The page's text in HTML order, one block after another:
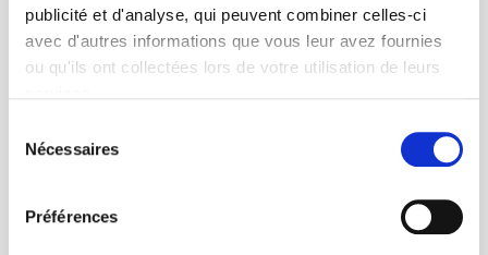
publicité et d'analyse, qui peuvent combiner celles-ci
avec d'autres informations que vous leur avez fournies
ou qu'ils ont collectées lors de votre utilisation de leurs
Nécessaires
Préférences
SCIENCES PO UNIVERSITY PRESS has a threefold role: to publish
original research, to edit reference works for student use, and to